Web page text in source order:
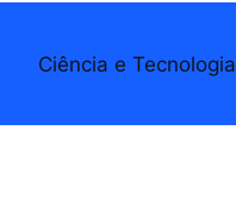
Ciência e Tecnologia